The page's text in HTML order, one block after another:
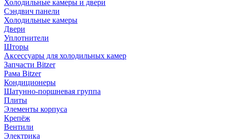
Холодильные камеры и двери
Сэндвич панели
Холодильные камеры
Двери
Уплотнители
Шторы
Аксессуары для холодильных камер
Запчасти Bitzer
Рама Bitzer
Кондиционеры
Шатунно-поршневая группа
Плиты
Элементы корпуса
Крепёж
Вентили
Электрика